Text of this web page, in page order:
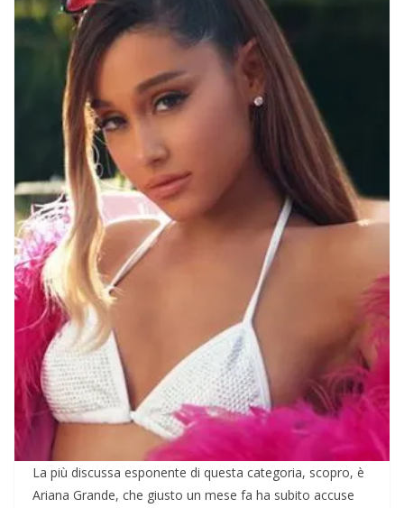
La più discussa esponente di questa categoria, scopro, è
Ariana Grande, che giusto un mese fa ha subito accuse